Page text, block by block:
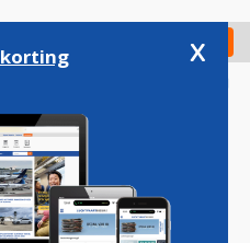
Check in
korting x